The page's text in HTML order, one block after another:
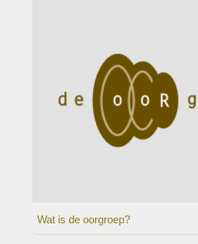
Wat is de oorgroep?